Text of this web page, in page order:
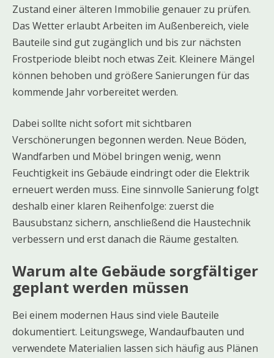
Zustand einer älteren Immobilie genauer zu prüfen.
Das Wetter erlaubt Arbeiten im Außenbereich, viele
Bauteile sind gut zugänglich und bis zur nächsten
Frostperiode bleibt noch etwas Zeit. Kleinere Mängel
können behoben und größere Sanierungen für das
kommende Jahr vorbereitet werden.
Dabei sollte nicht sofort mit sichtbaren
Verschönerungen begonnen werden. Neue Böden,
Wandfarben und Möbel bringen wenig, wenn
Feuchtigkeit ins Gebäude eindringt oder die Elektrik
erneuert werden muss. Eine sinnvolle Sanierung folgt
deshalb einer klaren Reihenfolge: zuerst die
Bausubstanz sichern, anschließend die Haustechnik
verbessern und erst danach die Räume gestalten.
Warum alte Gebäude sorgfältiger
geplant werden müssen
Bei einem modernen Haus sind viele Bauteile
dokumentiert. Leitungswege, Wandaufbauten und
verwendete Materialien lassen sich häufig aus Plänen